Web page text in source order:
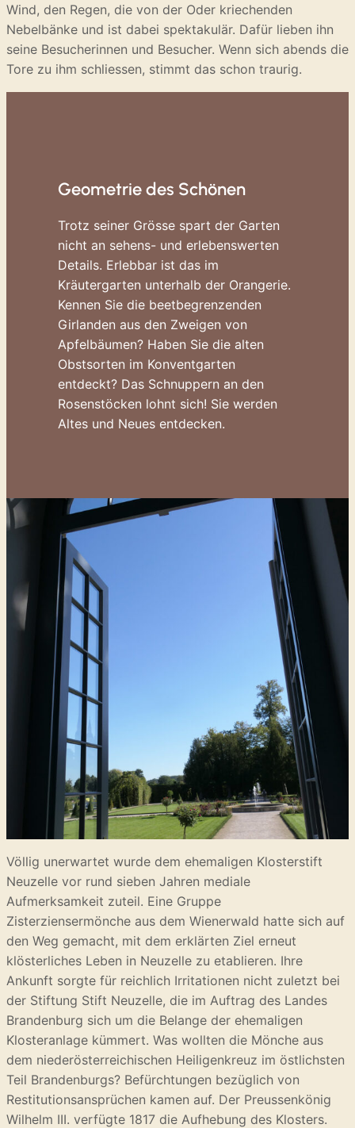
Wind, den Regen, die von der Oder kriechenden
Nebelbänke und ist dabei spektakulär. Dafür lieben ihn
seine Besucherinnen und Besucher. Wenn sich abends die
Tore zu ihm schliessen, stimmt das schon traurig.
Geometrie des Schönen
Trotz seiner Grösse spart der Garten
nicht an sehens- und erlebenswerten
Details. Erlebbar ist das im
Kräutergarten unterhalb der Orangerie.
Kennen Sie die beetbegrenzenden
Girlanden aus den Zweigen von
Apfelbäumen? Haben Sie die alten
Obstsorten im Konventgarten
entdeckt? Das Schnuppern an den
Rosenstöcken lohnt sich! Sie werden
Altes und Neues entdecken.
Völlig unerwartet wurde dem ehemaligen Klosterstift
Neuzelle vor rund sieben Jahren mediale
Aufmerksamkeit zuteil. Eine Gruppe
Zisterziensermönche aus dem Wienerwald hatte sich auf
den Weg gemacht, mit dem erklärten Ziel erneut
klösterliches Leben in Neuzelle zu etablieren. Ihre
Ankunft sorgte für reichlich Irritationen nicht zuletzt bei
der Stiftung Stift Neuzelle, die im Auftrag des Landes
Brandenburg sich um die Belange der ehemaligen
Klosteranlage kümmert. Was wollten die Mönche aus
dem niederösterreichischen Heiligenkreuz im östlichsten
Teil Brandenburgs? Befürchtungen bezüglich von
Restitutionsansprüchen kamen auf. Der Preussenkönig
Wilhelm III. verfügte 1817 die Aufhebung des Klosters.